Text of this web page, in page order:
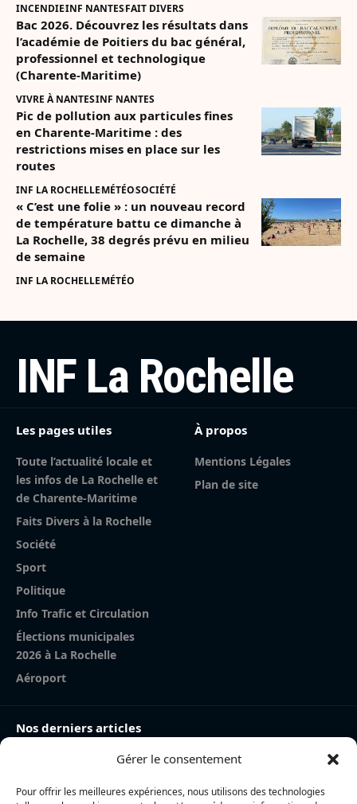
Gérer le consentement
Pour offrir les meilleures expériences, nous utilisons des technologies
INCENDIEINF NANTESFAIT DIVERS
Bac 2026. Découvrez les résultats dans
l’académie de Poitiers du bac général,
professionnel et technologique
(Charente-Maritime)
VIVRE À NANTESINF NANTES
Pic de pollution aux particules fines
en Charente-Maritime : des
restrictions mises en place sur les
routes
INF LA ROCHELLEMÉTÉOSOCIÉTÉ
« C’est une folie » : un nouveau record
de température battu ce dimanche à
La Rochelle, 38 degrés prévu en milieu
de semaine
INF LA ROCHELLEMÉTÉO
INF La Rochelle
Les pages utiles
Toute l’actualité locale et
les infos de La Rochelle et
de Charente-Maritime
Faits Divers à la Rochelle
Société
Sport
Politique
Info Trafic et Circulation
Élections municipales
2026 à La Rochelle
Aéroport
À propos
Mentions Légales
Plan de site
Nos derniers articles
Charente-Maritime : la directrice de la police nationale,